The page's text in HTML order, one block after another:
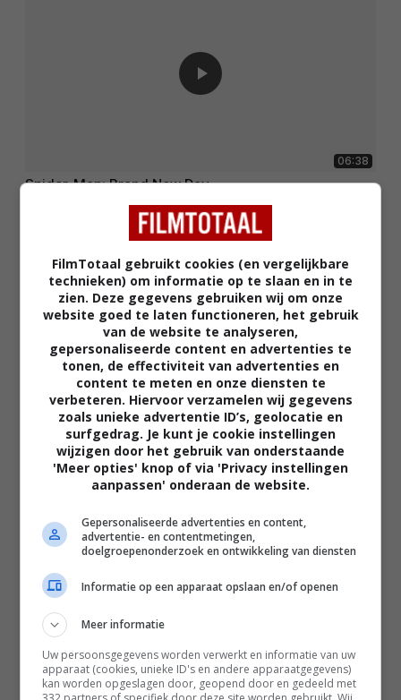
06:38
Spider-Man: Brand New Day
02:40
The Uprising
FilmTotaal gebruikt cookies (en vergelijkbare
technieken) om informatie op te slaan en in te
zien. Deze gegevens gebruiken wij om onze
website goed te laten functioneren, het gebruik
van de website te analyseren,
gepersonaliseerde content en advertenties te
tonen, de effectiviteit van advertenties en
content te meten en onze diensten te
verbeteren. Hiervoor verzamelen wij gegevens
zoals unieke advertentie ID’s, geolocatie en
surfgedrag. Je kunt je cookie instellingen
wijzigen door het gebruik van onderstaande
'Meer opties' knop of via 'Privacy instellingen
aanpassen' onderaan de website.
Gepersonaliseerde advertenties en content,
advertentie- en contentmetingen,
doelgroepenonderzoek en ontwikkeling van diensten
Informatie op een apparaat opslaan en/of openen
Meer informatie
Uw persoonsgegevens worden verwerkt en informatie van uw
apparaat (cookies, unieke ID's en andere apparaatgegevens)
kan worden opgeslagen door, geopend door en gedeeld met